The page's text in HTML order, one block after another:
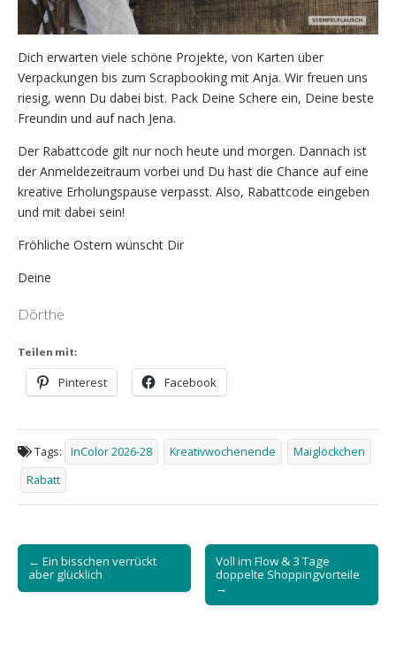
Dich erwarten viele schöne Projekte, von Karten über
Verpackungen bis zum Scrapbooking mit Anja. Wir freuen uns
riesig, wenn Du dabei bist. Pack Deine Schere ein, Deine beste
Freundin und auf nach Jena.
Der Rabattcode gilt nur noch heute und morgen. Dannach ist
der Anmeldezeitraum vorbei und Du hast die Chance auf eine
kreative Erholungspause verpasst. Also, Rabattcode eingeben
und mit dabei sein!
Fröhliche Ostern wünscht Dir
Deine
Dörthe
Teilen mit:
Pinterest Facebook
Tags: InColor 2026-28 Kreativwochenende
Maiglöckchen
Rabatt
Post
navigation
← Ein bisschen verrückt
aber glücklich
Voll im Flow & 3 Tage
doppelte Shoppingvorteile
→